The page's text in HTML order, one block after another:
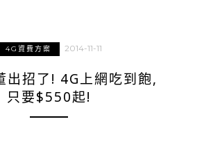
4G資費方案 2014-11-11
出招了! 4G上網吃到飽,
只要$550起!